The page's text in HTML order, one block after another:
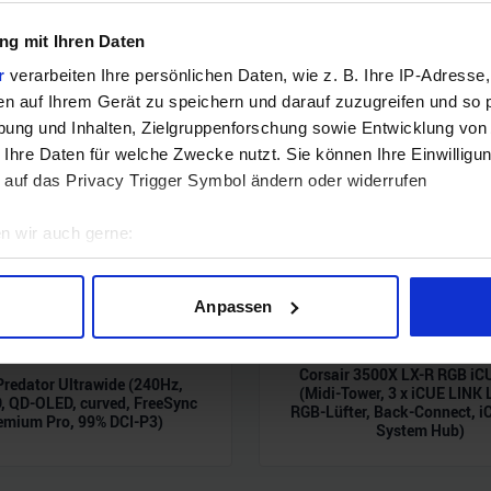
mit Ihren Daten
verarbeiten Ihre persönlichen Daten, wie z. B. Ihre IP-
auf Ihrem Gerät zu speichern und darauf zuzugreifen und so
und Inhalten, Zielgruppenforschung sowie Entwicklung
Daten für welche Zwecke nutzt. Sie können Ihre
das Privacy Trigger Symbol ändern oder widerrufen
wir auch gerne:
Lage erfassen, welche bis auf einige Meter genau
Ihre persönlichen Daten verarbeitet werden, und legen Sie
und Anzeigen zu personalisieren, Funktionen für soziale
zu analysieren. Außerdem geben wir Informationen zu
Anpassen
Ultrawide (240Hz,
QD-OLED, curved, FreeSync
Pro, 99% DCI-P3)
Corsair 3500X LX-R RGB
(Midi-Tower, 3 x iCUE LINK
RGB-Lüfter, Back-Connect,
System Hub)